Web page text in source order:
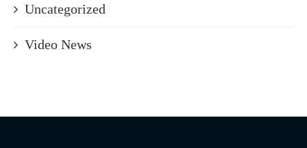
Uncategorized
Video News